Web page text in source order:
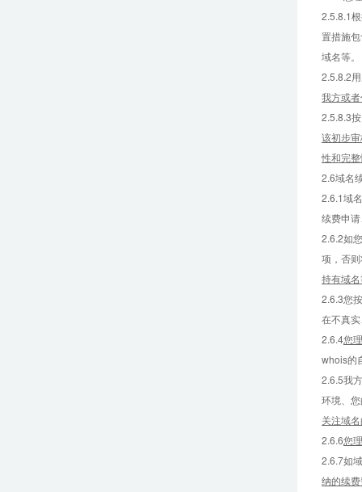
2.5.8.1
置措施
域名等。
2.5.8.2
我方或
2.5.8.3
该初步
性和完
2.6域名
2.6.1域
续费申
2.6.2如
项，否
持有域
2.6.3您
在不真
2.6.4您
whois的
2.6.5我
环境、
关注域
2.6.6您
2.6.7如
纳的续